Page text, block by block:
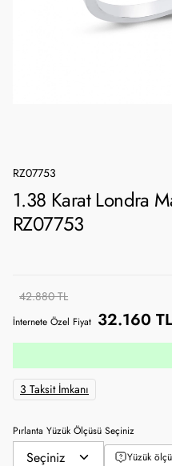
RZ07753
1.38 Karat Londra
RZ07753
42.880 TL
İnternete Özel Fiyat 32.160 TL
3 Taksit İmkanı
Pırlanta Yüzük Ölçüsü Seçiniz
Yüzük